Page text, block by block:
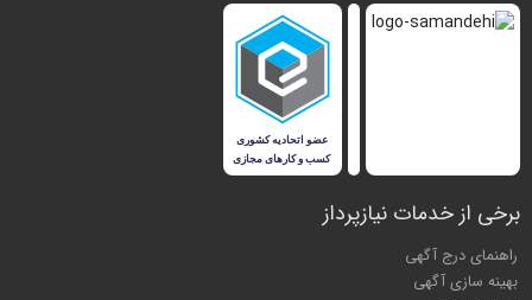
برخی از خدمات نیازپرداز
راهنمای درج آگهی
بهینه سازی آگهی